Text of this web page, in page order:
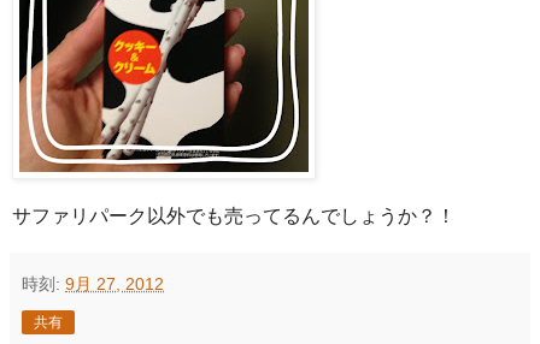
サファリパーク以外でも売ってるんでしょうか？！
時刻: 9月 27, 2012
共有